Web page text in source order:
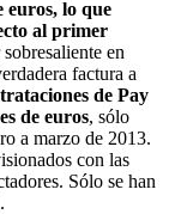
euros, lo que
al primer
en
factura a
de Pay
de euros, sólo
a marzo de 2013.
con las
Sólo se han